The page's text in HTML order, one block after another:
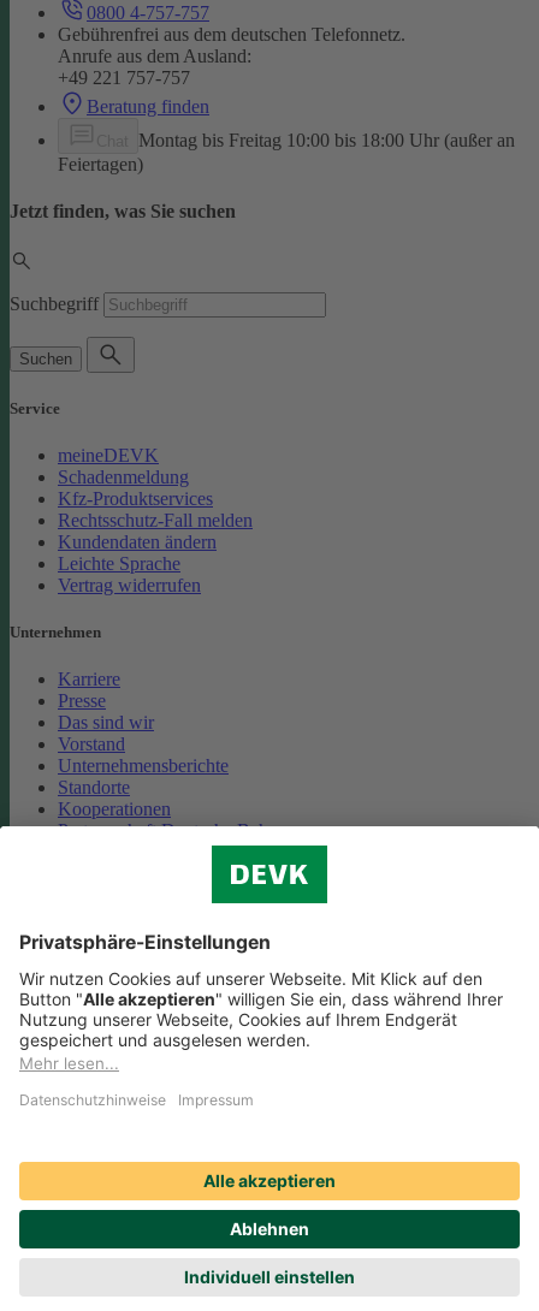
0800 4-757-757
Gebührenfrei aus dem deutschen Telefonnetz.
Anrufe aus dem Ausland:
+49 221 757-757
Beratung finden
Montag bis Freitag 10:00 bis 18:00 Uhr (außer an
Feiertagen)
Jetzt finden, was Sie suchen
Suchbegriff
Suchen
Service
meineDEVK
Schadenmeldung
Kfz-Produktservices
Rechtsschutz-Fall melden
Kundendaten ändern
Leichte Sprache
Vertrag widerrufen
Unternehmen
Karriere
Presse
Das sind wir
Vorstand
Unternehmensberichte
Standorte
Kooperationen
Partnerschaft Deutsche Bahn
Cookie-Einstellungen
Datenschutz
Impressum
Streitbeilegung
Nutzungshinweise
Compliance
Social Media Icons sowie Verlinkungen, die mit
sind, führen auf externe Seiten. Die DEVK ist für die dortigen
Nutzungsbedingungen und Datenschutzbestimmungen nicht
verantwortlich. Mehr dazu erfahren Sie unter